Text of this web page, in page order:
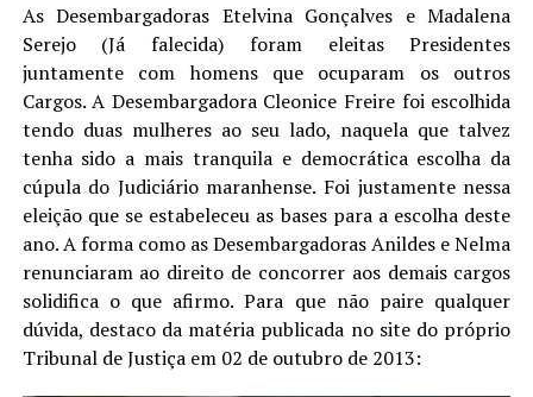
As Desembargadoras Etelvina Gonçalves e Madalena
Serejo (Já falecida) foram eleitas Presidentes
juntamente com homens que ocuparam os outros
Cargos. A Desembargadora Cleonice Freire foi escolhida
tendo duas mulheres ao seu lado, naquela que talvez
tenha sido a mais tranquila e democrática escolha da
cúpula do Judiciário maranhense. Foi justamente nessa
eleição que se estabeleceu as bases para a escolha deste
ano. A forma como as Desembargadoras Anildes e Nelma
renunciaram ao direito de concorrer aos demais cargos
solidifica o que afirmo. Para que não paire qualquer
dúvida, destaco da matéria publicada no site do próprio
Tribunal de Justiça em 02 de outubro de 2013: